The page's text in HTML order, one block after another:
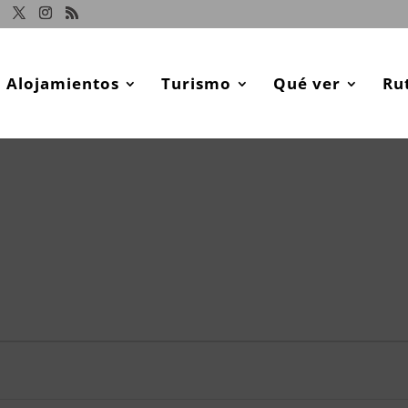
Alojamientos Turismo Qué ver